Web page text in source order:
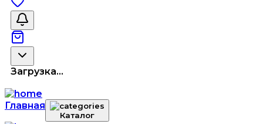
Загрузка...
Главная
Каталог